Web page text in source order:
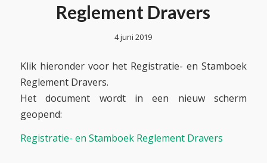
Reglement Dravers
4 juni 2019
Klik hieronder voor het Registratie- en Stamboek
Reglement Dravers.
Het document wordt in een nieuw scherm
geopend:
Registratie- en Stamboek Reglement Dravers